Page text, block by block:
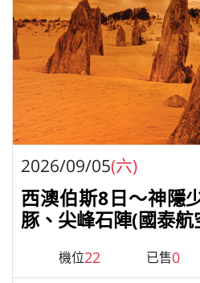
2026/09/05(六)
西澳伯斯8日～神隱
豚、尖峰石陣(國泰航
機位22 已售0